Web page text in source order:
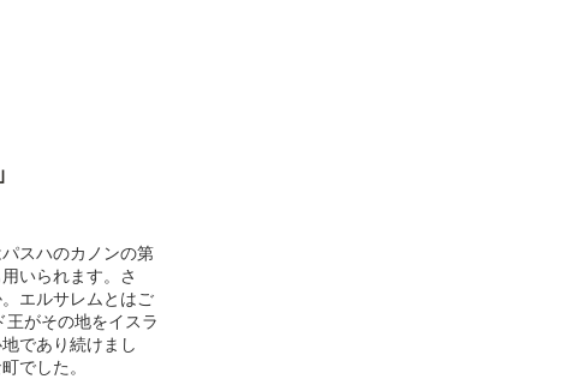
スハのカノンの第
いられます。さ
エルサレムとはご
がその地をイスラ
であり続けまし
でした。